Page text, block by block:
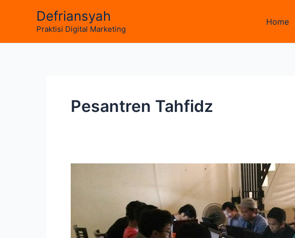
Defriansyah
Praktisi Digital Marketing
Home
Pesantren Tahfidz